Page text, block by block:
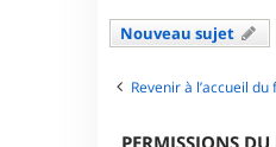
Nouveau sujet
Revenir à l’accueil